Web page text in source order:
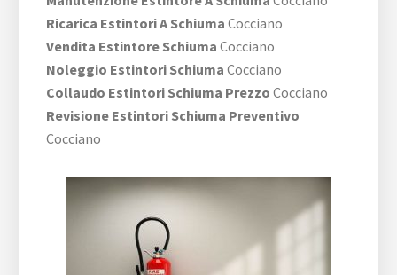
Ricarica Estintori A Schiuma Cocciano
Vendita Estintore Schiuma Cocciano
Noleggio Estintori Schiuma Cocciano
Collaudo Estintori Schiuma Prezzo Cocciano
Revisione Estintori Schiuma Preventivo
Cocciano